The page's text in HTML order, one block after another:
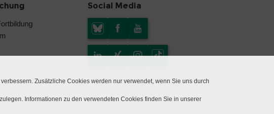
Social Media
Zusätzliche Cookies werden nur verwendet, wenn Sie uns durch
Informationen zu den verwendeten Cookies finden Sie in unserer